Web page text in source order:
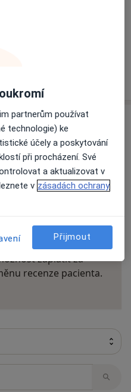
pacienty na pojišťovnu
názor
pro nás důležité.
zaplatit za
recenze pacienta.
partnerům používat
technologie) ke
účely a poskytování
při procházení. Své
a aktualizovat v
v zásadách ochrany
Přijmout